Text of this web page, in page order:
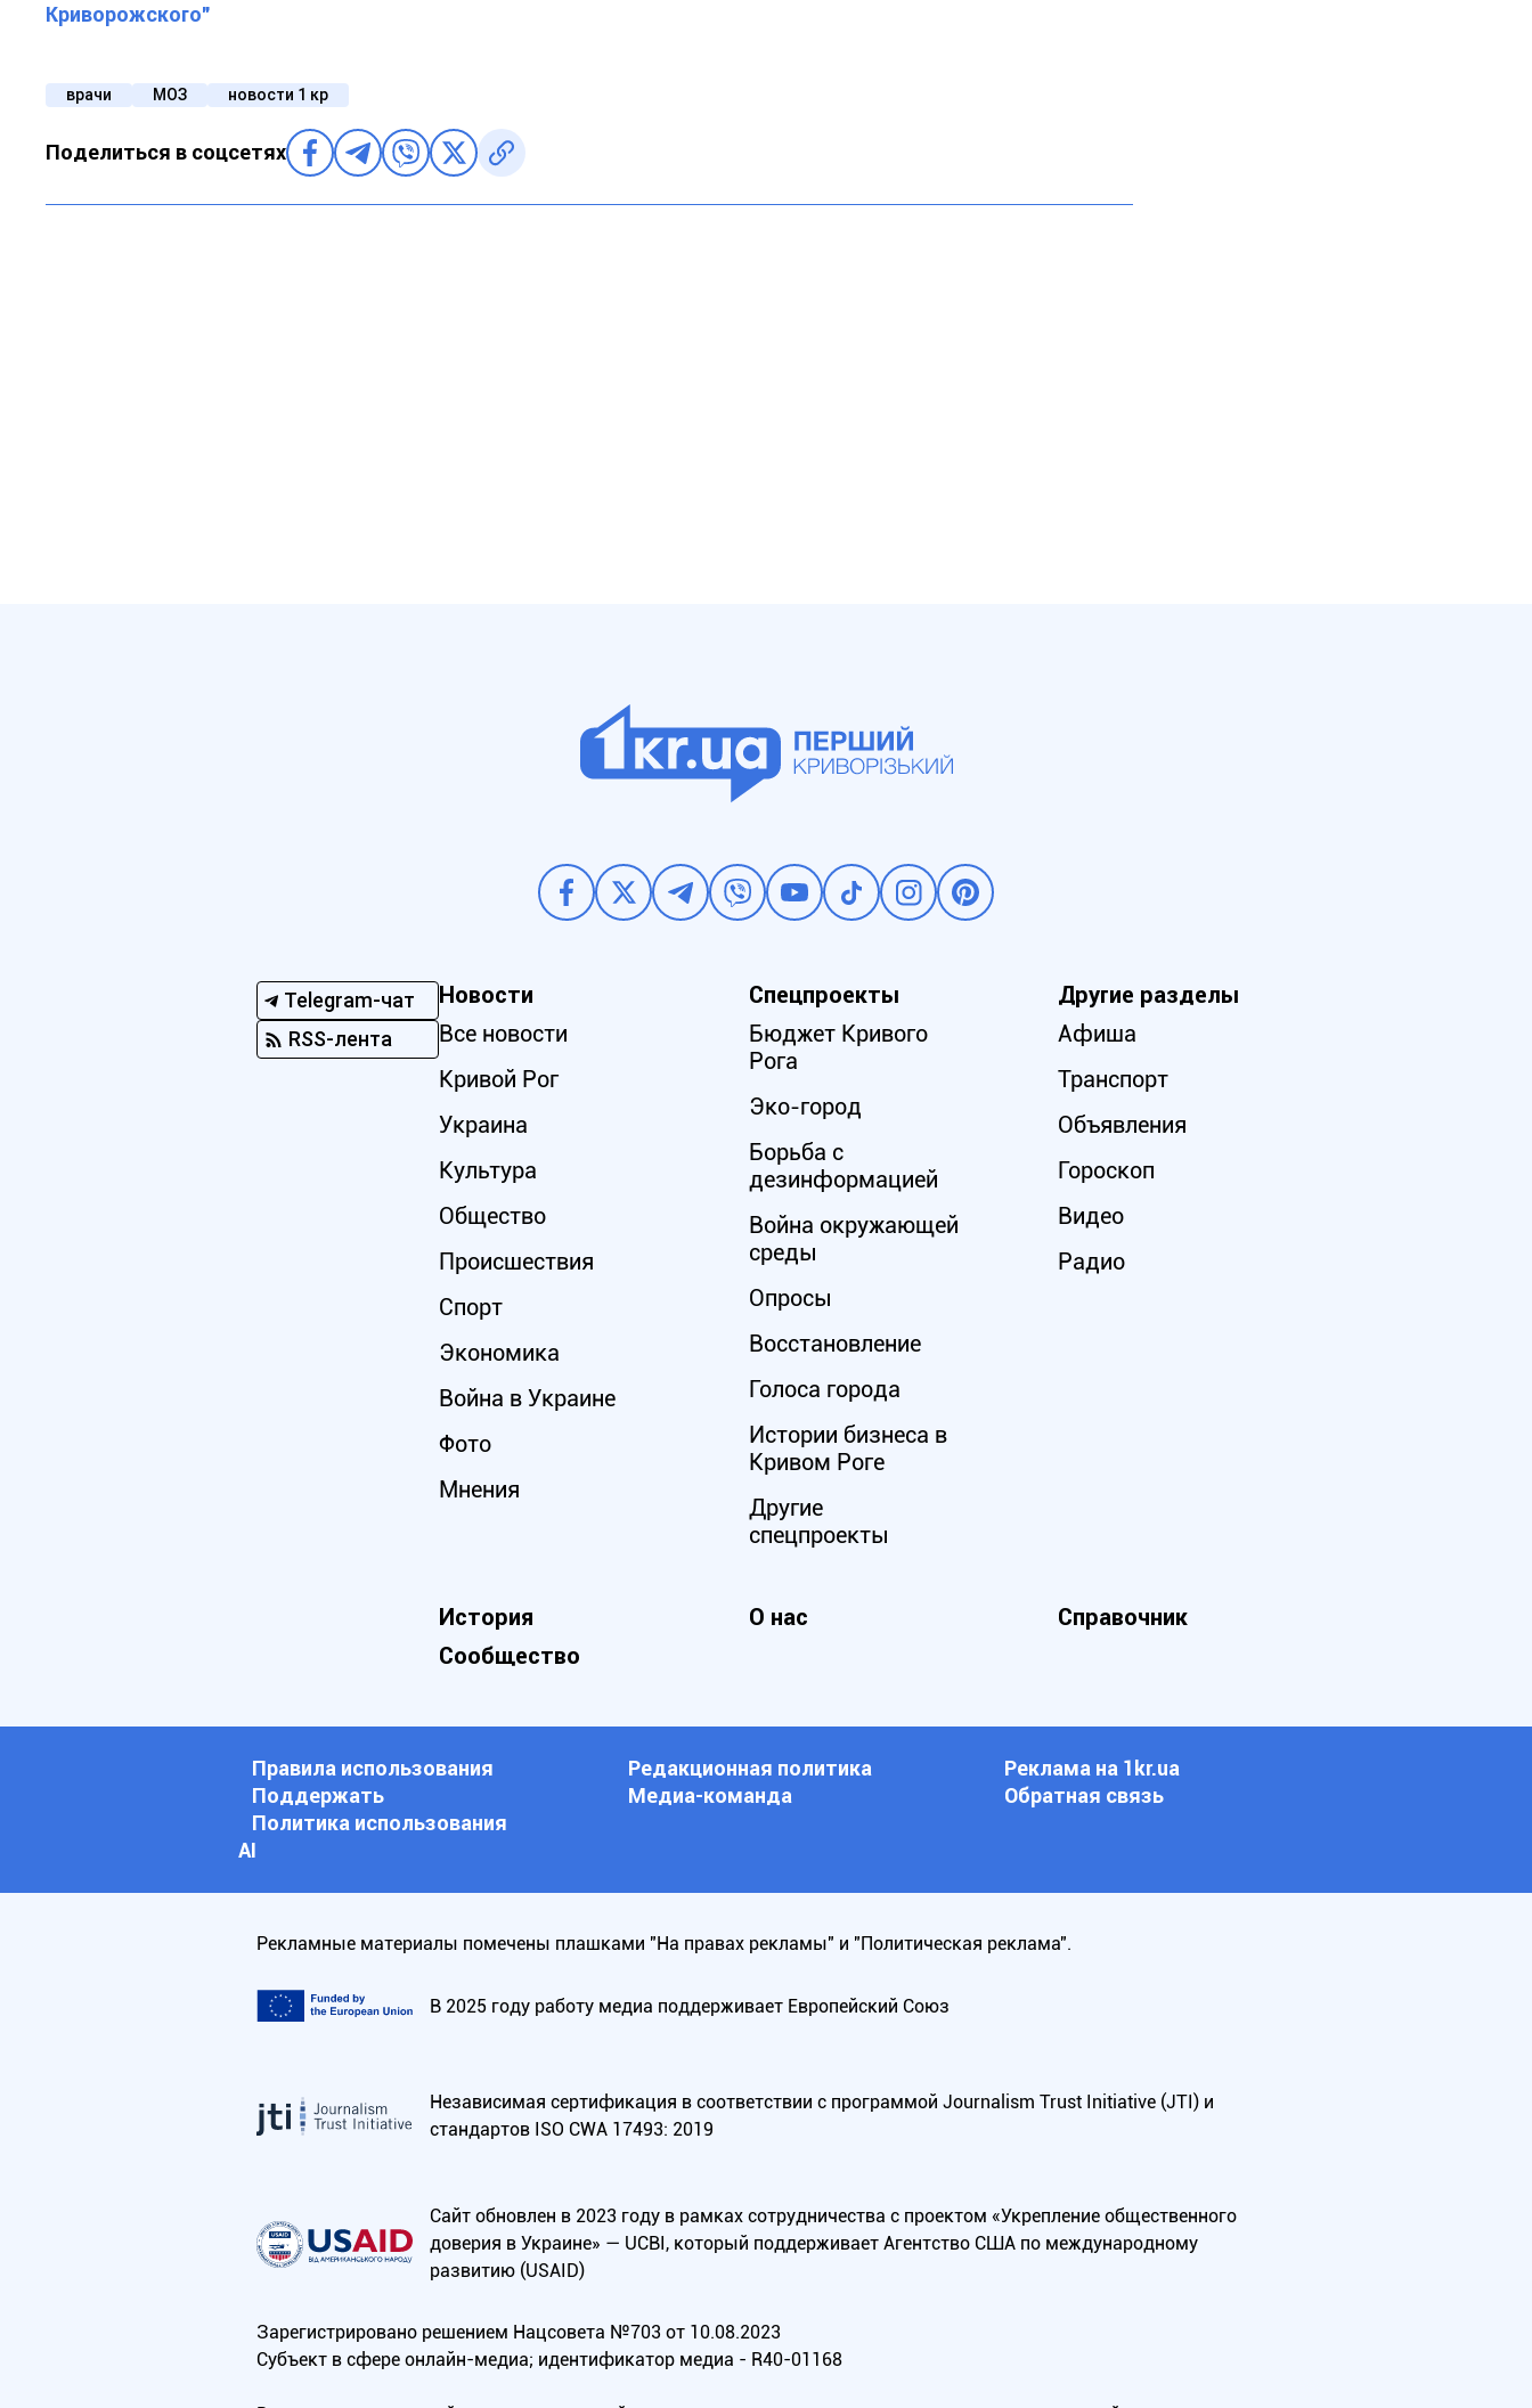
Криворожского"
врачи МОЗ новости 1 кр
Поделиться в соцсетях
Telegram-чат
RSS-лента
Новости
Все новости
Кривой Рог
Украина
Культура
Общество
Происшествия
Спорт
Экономика
Война в Украине
Фото
Мнения
Спецпроекты
Бюджет Кривого
Рога
Эко-город
Борьба с
дезинформацией
Война окружающей
среды
Опросы
Восстановление
Голоса города
Истории бизнеса в
Кривом Роге
Другие
спецпроекты
Другие разделы
Афиша
Транспорт
Объявления
Гороскоп
Видео
Радио
История О нас
Справочник
Сообщество
Правила использования Редакционная политика
Реклама на 1kr.ua
Поддержать
Медиа-команда
Обратная связь
Политика использования
АI
Рекламные материалы помечены плашками "На правах рекламы" и "Политическая реклама".
В 2025 году работу медиа поддерживает Европейский Союз
Независимая сертификация в соответствии с программой Journalism Trust Initiative (JTI) и
стандартов ISO CWA 17493: 2019
Сайт обновлен в 2023 году в рамках сотрудничества с проектом «Укрепление общественного
доверия в Украине» — UCBI, который поддерживает Агентство США по международному
развитию (USAID)
Зарегистрировано решением Нацсовета №703 от 10.08.2023
Субъект в сфере онлайн-медиа; идентификатор медиа - R40-01168